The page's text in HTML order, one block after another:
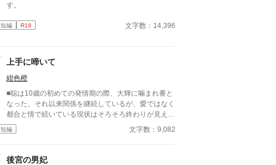
す。
短編 R18 文字数：14,396
上手に啼いて
紺色橙
■聡は10歳の初めての発情期の際、大輝に噛まれ番と
なった。それ以来関係を継続しているが、愛ではなく
都合と情で続いている現状はそろそろ終わりが見えて
いた。 ■注意*独自オメガバース設定。■『それは愛か
本能か』と同じ世界設定です。関係は一切なし。
短編 文字数：9,082
後宮の男妃